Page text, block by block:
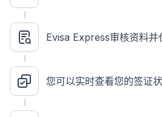
Evisa Express审核资料并
您可以实时查看您的签证状